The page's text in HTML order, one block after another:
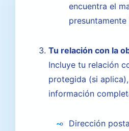
encuentra el
Tu relación con la
Incluye tu relación
protegida (si
información
Dirección